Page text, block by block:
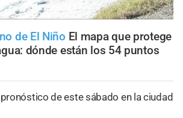
de El Niño El mapa que protege
dónde están los 54 puntos
de este sábado en la ciudad